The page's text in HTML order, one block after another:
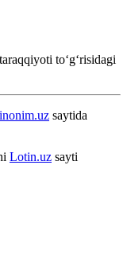
toʻgʻrisidagi
saytida
Lotin.uz sayti